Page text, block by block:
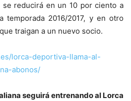
se reducirá en un 10 por ciento a
temporada 2016/2017, y en otro
traigan a un nuevo socio.
lorca-deportiva-llama-al-
abonos/
seguirá entrenando al Lorca